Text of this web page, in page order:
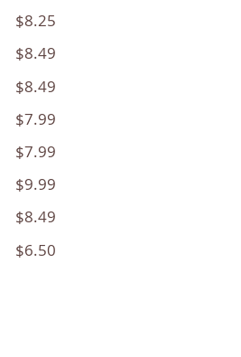
$8.25
$8.49
$8.49
$7.99
$7.99
$9.99
$8.49
$6.50